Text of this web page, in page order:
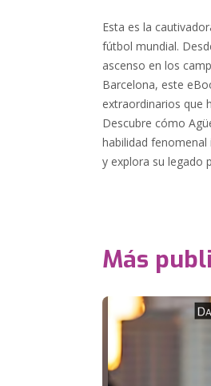
Esta es la
fútbol mundial.
ascenso en los
Barcelona, este
extraordinarios que
Descubre cómo
habilidad
y explora su legado
Más